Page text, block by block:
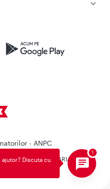
- ANPC
REGINA MARIA.
rezervate.
ajutor? Discuta cu